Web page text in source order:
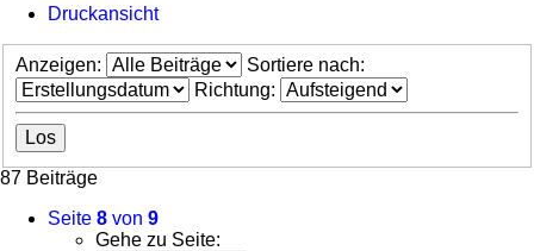
Druckansicht
Anzeigen:
Sortiere nach:
Richtung:
87 Beiträge
Seite 8 von 9
Gehe zu Seite: